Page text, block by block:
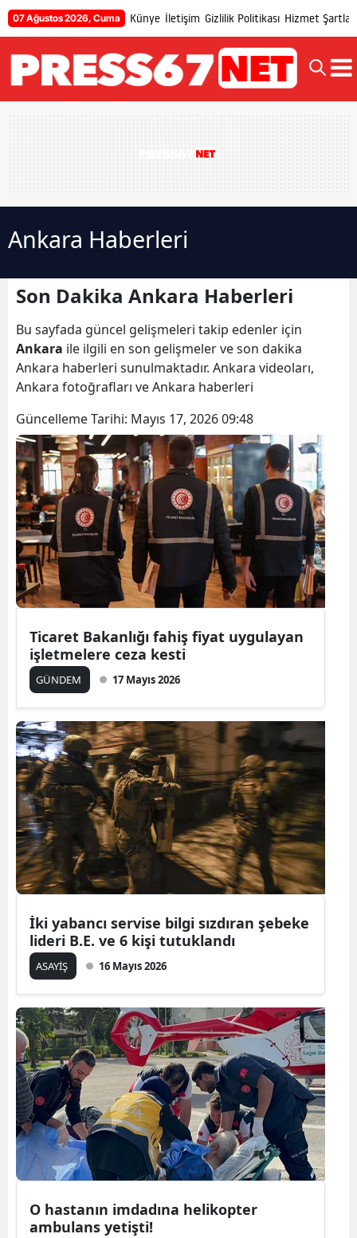
07 Ağustos 2026, Cuma Künye İletişim Gizlilik Politikası Hizmet Şartları
Ankara Haberleri
Son Dakika Ankara Haberleri
Bu sayfada güncel gelişmeleri takip edenler için
Ankara ile ilgili en son gelişmeler ve son dakika
Ankara haberleri sunulmaktadır. Ankara videoları,
Ankara fotoğrafları ve Ankara haberleri
Güncelleme Tarihi: Mayıs 17, 2026 09:48
Ticaret Bakanlığı fahiş fiyat uygulayan
işletmelere ceza kesti
GÜNDEM 17 Mayıs 2026
İki yabancı servise bilgi sızdıran şebeke
lideri B.E. ve 6 kişi tutuklandı
ASAYİŞ 16 Mayıs 2026
O hastanın imdadına helikopter
ambulans yetişti!